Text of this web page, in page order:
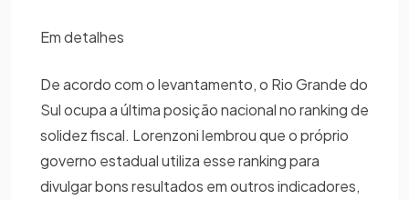
Em detalhes
De acordo com o levantamento, o Rio Grande do
Sul ocupa a última posição nacional no ranking de
solidez fiscal. Lorenzoni lembrou que o próprio
governo estadual utiliza esse ranking para
divulgar bons resultados em outros indicadores,